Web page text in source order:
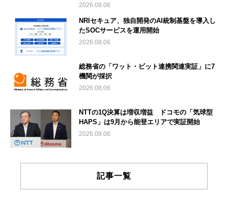
2026.08.06
NRIセキュア、独自開発のAI統制基盤を導入し
たSOCサービスを運用開始
2026.08.06
総務省の「ワット・ビット連携関連実証」に7
機関が採択
2026.08.06
NTTの1Q決算は増収増益 ドコモの「気球型
HAPS」は9月から能登エリアで実証開始
2026.08.06
記事一覧